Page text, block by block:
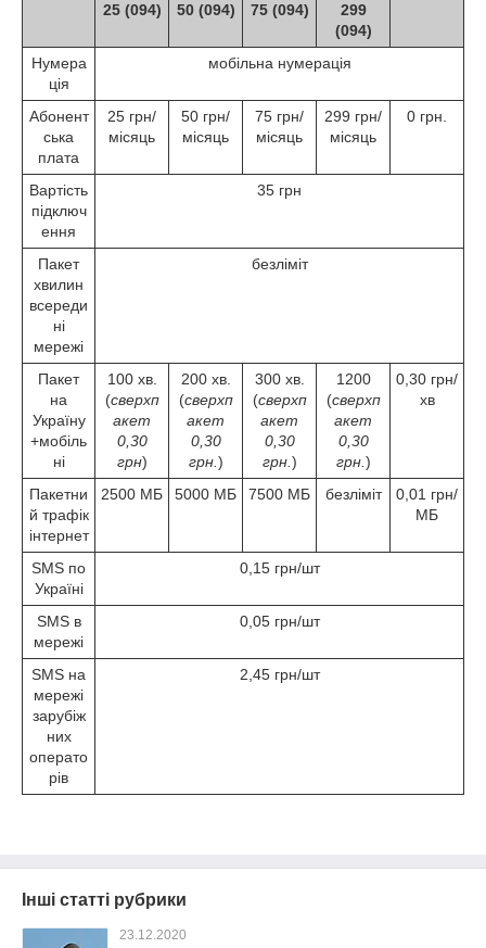
25 (094)
50 (094)
75 (094)
299
(094)
Нумера
ція
мобільна нумерація
Абонент
ська
плата
25 грн/
місяць
50 грн/
місяць
75 грн/
місяць
299 грн/
місяць
0 грн.
Вартість
підключ
ення
35 грн
Пакет
хвилин
всереди
ні
мережі
безліміт
Пакет
на
Україну
+мобіль
ні
100 хв.
(сверхп
акет
0,30
грн)
200 хв.
(сверхп
акет
0,30
грн.)
300 хв.
(сверхп
акет
0,30
грн.)
1200
(сверхп
акет
0,30
грн.)
0,30 грн/
хв
Пакетни
й трафік
інтернет
2500 МБ 5000 МБ 7500 МБ безліміт
0,01 грн/
МБ
SMS по
Україні
0,15 грн/шт
SMS в
мережі
0,05 грн/шт
SMS на
мережі
зарубіж
них
операто
рів
2,45 грн/шт
Інші статті рубрики
23.12.2020